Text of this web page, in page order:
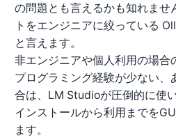
の問題とも言えるかも知れませ
トをエンジニアに絞っている
と言えます。
非エンジニアや個人利用の場合
プログラミング経験が少ない、
合は、LM Studioが圧倒的に使
インストールから利用までを
ます。